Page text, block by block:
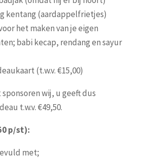
kentang (aardappelfrietjes)
het maken van je eigen
babi kecap, rendang en sayur
(t.w.v. €15,00)
wij, u geeft dus
t.w.v. €49,50.
p/st):
met;